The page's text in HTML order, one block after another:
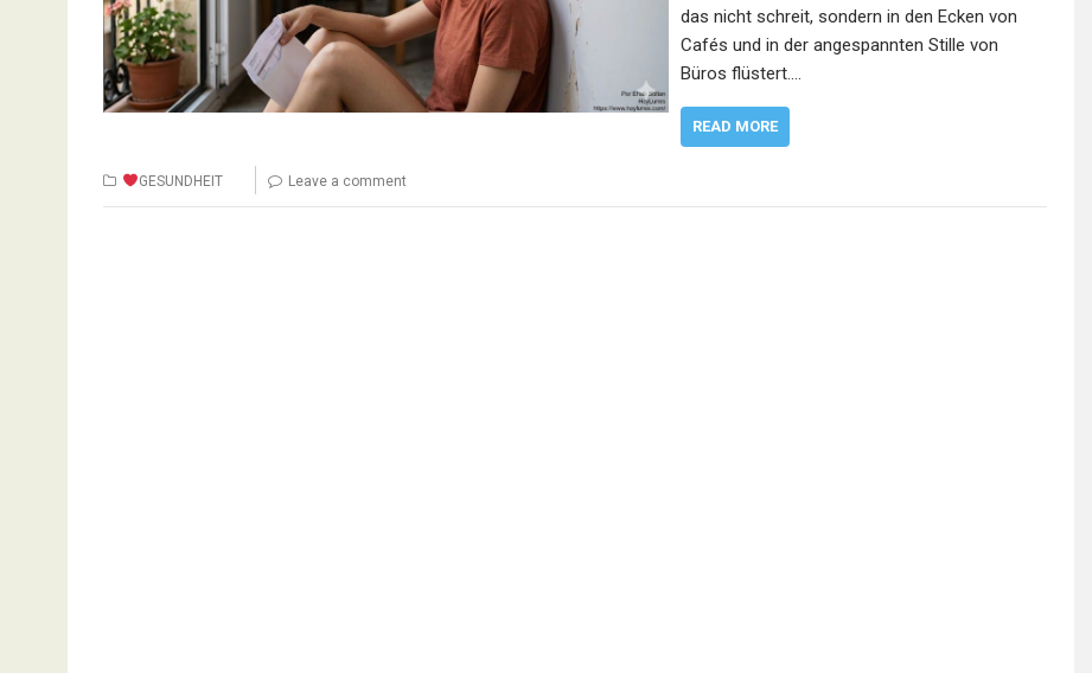
das nicht schreit, sondern in den Ecken von
Cafés und in der angespannten Stille von
Büros flüstert.…
READ MORE
GESUNDHEIT Leave a comment